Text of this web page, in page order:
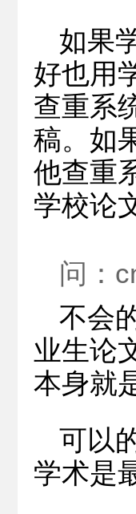
如果
好也用
查重系
稿。如
他查重
学校论
问：
不会
业生论
本身就
可以
学术是